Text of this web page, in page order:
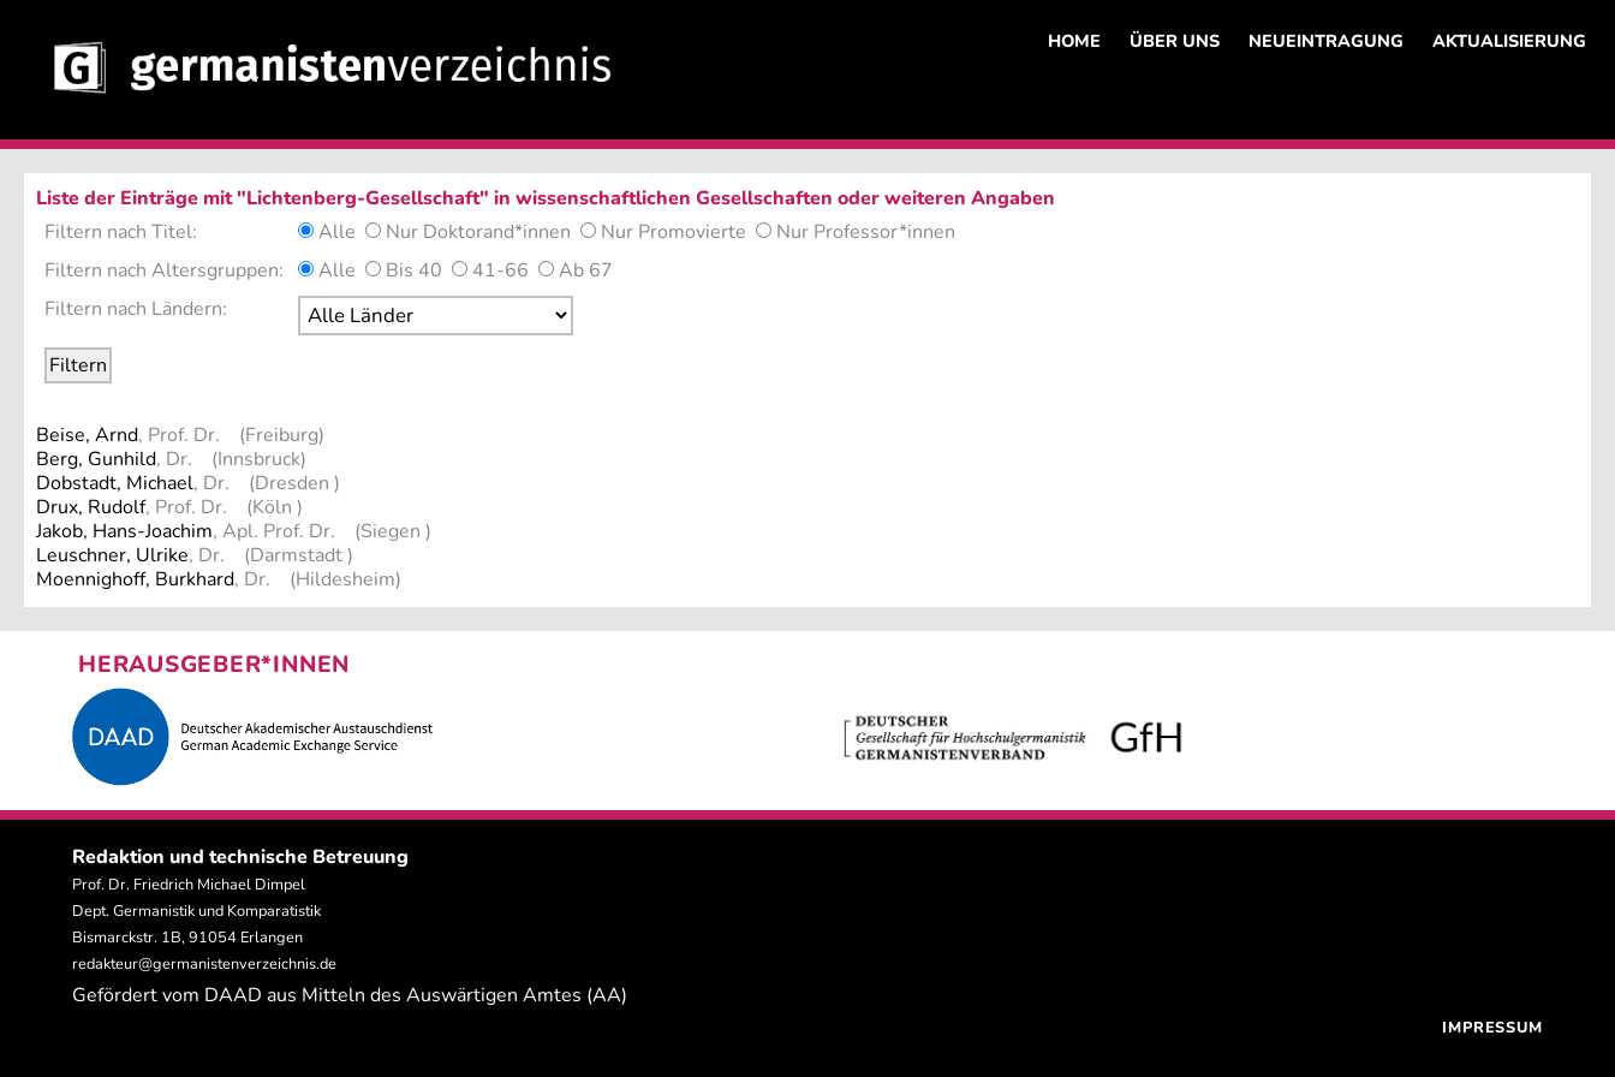
HOME ÜBER UNS NEUEINTRAGUNG AKTUALISIERUNG
Liste der Einträge mit "Lichtenberg-Gesellschaft" in wissenschaftlichen Gesellschaften oder weiteren Angaben
Filtern nach Titel:
Alle Nur Doktorand*innen Nur Promovierte
Nur Professor*innen
Filtern nach Altersgruppen:
Alle Bis 40 41-66
Ab 67
Filtern nach Ländern:
Beise, Arnd, Prof. Dr. (Freiburg)
Berg, Gunhild, Dr. (Innsbruck)
Dobstadt, Michael, Dr. (Dresden )
Drux, Rudolf, Prof. Dr. (Köln )
Jakob, Hans-Joachim, Apl. Prof. Dr. (Siegen )
Leuschner, Ulrike, Dr. (Darmstadt )
Moennighoff, Burkhard, Dr. (Hildesheim)
HERAUSGEBER*INNEN
Redaktion und technische Betreuung
Prof. Dr. Friedrich Michael Dimpel
Dept. Germanistik und Komparatistik
Bismarckstr. 1B, 91054 Erlangen
redakteur@germanistenverzeichnis.de
Gefördert vom DAAD aus Mitteln des Auswärtigen Amtes (AA)
IMPRESSUM